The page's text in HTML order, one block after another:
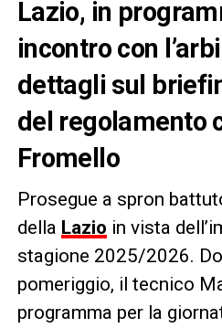
Lazio, in
incontro con
dettagli sul
del regolamento
Fromello
Prosegue a spron
della Lazio in vista
stagione 2025/2026.
pomeriggio, il tecnico
programma per la